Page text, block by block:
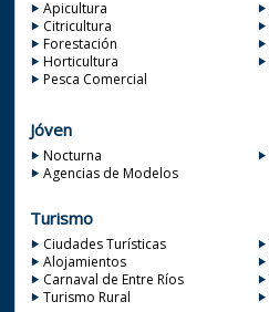
Apicultura
Citricultura
Forestación
Horticultura
Pesca Comercial
Jóven
Nocturna
Agencias de Modelos
Turismo
Ciudades Turísticas
Alojamientos
Carnaval de Entre Ríos
Turismo Rural